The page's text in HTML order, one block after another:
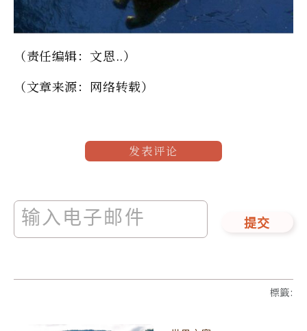
（责任编辑：文恩..）
（文章来源：网络转载）
发表评论
提交
標籤: